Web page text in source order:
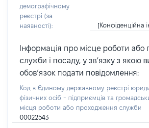
демографічному
реєстрі (за
наявності):
[Конфіденційна
Інформація про місце роботи
служби і посаду, у зв’язку з якою
обов’язок подати повідомлення:
Код в Єдиному державному реєстрі
фізичних осіб - підприємців та
місця роботи або проходження служби
00022543